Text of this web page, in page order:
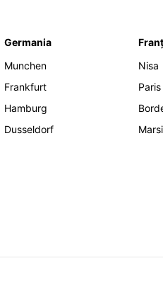
Germania
Munchen
Frankfurt
Hamburg
Dusseldorf
Nisa
Paris